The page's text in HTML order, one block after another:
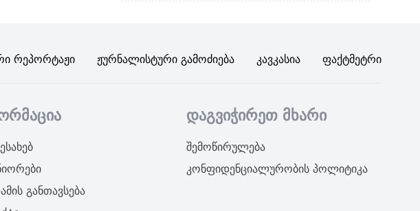
Რეპორტაჟი Ჟურნალისტური Გამოძიება Კავკასია Ფაქტმეტრი
განთავსება
დაგვიჭირეთ მხარი
შემოწირულება
კონფიდენციალურობის პოლიტიკა